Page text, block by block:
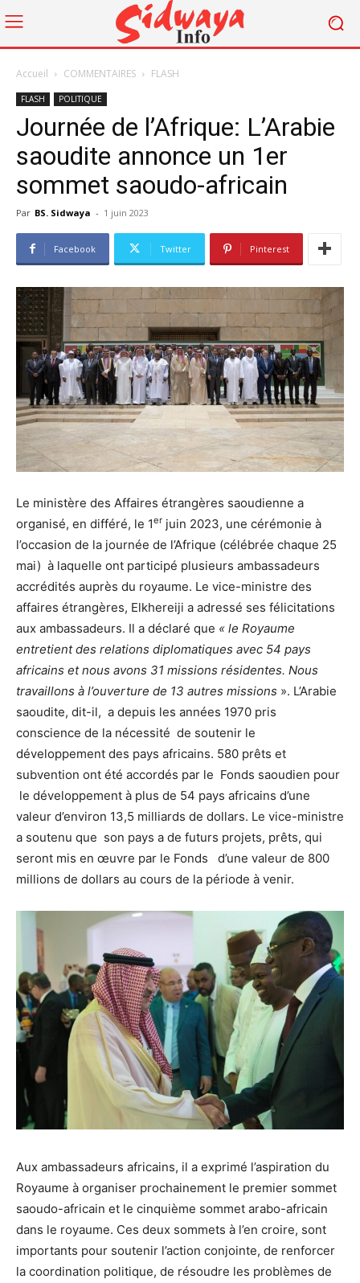
Accueil COMMENTAIRES FLASH
FLASH POLITIQUE
Journée de l’Afrique: L’Arabie
saoudite annonce un 1er
sommet saoudo-africain
Par BS. Sidwaya - 1 juin 2023
Facebook Twitter Pinterest
Le ministère des Affaires étrangères saoudienne a
organisé, en différé, le 1er juin 2023, une cérémonie à
l’occasion de la journée de l’Afrique (célébrée chaque 25
mai) à laquelle ont participé plusieurs ambassadeurs
accrédités auprès du royaume. Le vice-ministre des
affaires étrangères, Elkhereiji a adressé ses félicitations
aux ambassadeurs. Il a déclaré que « le Royaume
entretient des relations diplomatiques avec 54 pays
africains et nous avons 31 missions résidentes. Nous
travaillons à l’ouverture de 13 autres missions ». L’Arabie
saoudite, dit-il, a depuis les années 1970 pris
conscience de la nécessité de soutenir le
développement des pays africains. 580 prêts et
subvention ont été accordés par le Fonds saoudien pour
le développement à plus de 54 pays africains d’une
valeur d’environ 13,5 milliards de dollars. Le vice-ministre
a soutenu que son pays a de futurs projets, prêts, qui
seront mis en œuvre par le Fonds d’une valeur de 800
millions de dollars au cours de la période à venir.
Aux ambassadeurs africains, il a exprimé l’aspiration du
Royaume à organiser prochainement le premier sommet
saoudo-africain et le cinquième sommet arabo-africain
dans le royaume. Ces deux sommets à l’en croire, sont
importants pour soutenir l’action conjointe, de renforcer
la coordination politique, de résoudre les problèmes de